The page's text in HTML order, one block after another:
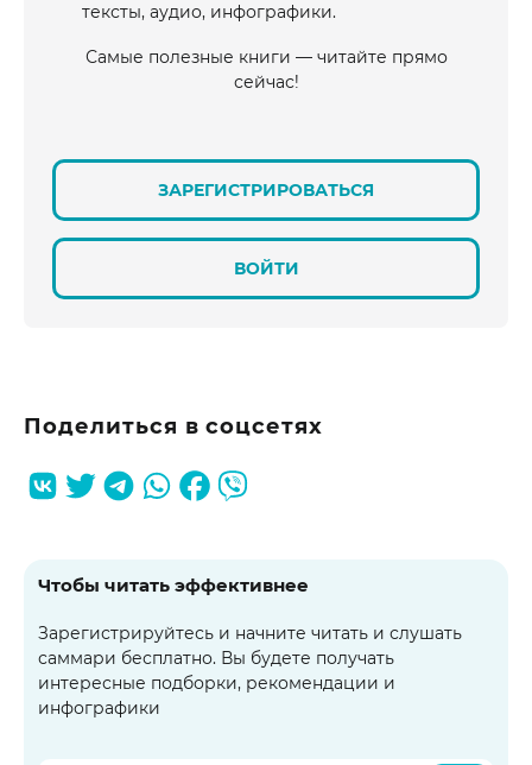
тексты, аудио, инфографики.
Самые полезные книги — читайте прямо
сейчас!
ЗАРЕГИСТРИРОВАТЬСЯ
ВОЙТИ
Поделиться в соцсетях
Чтобы читать эффективнее
Зарегистрируйтесь и начните читать и слушать
саммари бесплатно. Вы будете получать
интересные подборки, рекомендации и
инфографики